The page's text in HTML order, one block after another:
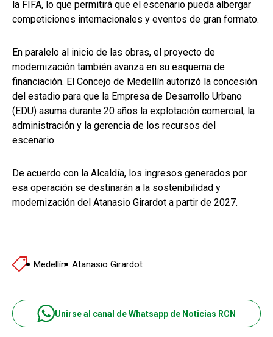
la FIFA, lo que permitirá que el escenario pueda albergar
competiciones internacionales y eventos de gran formato.
En paralelo al inicio de las obras, el proyecto de
modernización también avanza en su esquema de
financiación. El Concejo de Medellín autorizó la concesión
del estadio para que la Empresa de Desarrollo Urbano
(EDU) asuma durante 20 años la explotación comercial, la
administración y la gerencia de los recursos del
escenario.
De acuerdo con la Alcaldía, los ingresos generados por
esa operación se destinarán a la sostenibilidad y
modernización del Atanasio Girardot a partir de 2027.
Medellín Atanasio Girardot
Unirse al canal de Whatsapp de Noticias RCN